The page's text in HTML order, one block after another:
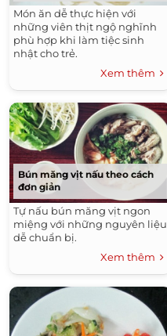
Món ăn dễ thực hiện với
những viên thịt ngộ nghĩnh
phù hợp khi làm tiệc sinh
nhật cho trẻ.
Xem thêm
Bún măng vịt nấu theo cách
đơn giản
Tự nấu bún măng vịt ngon
miệng với những nguyên liệu
dễ chuẩn bị.
Xem thêm